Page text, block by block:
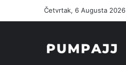
Četvrtak, 6 Augusta 2026